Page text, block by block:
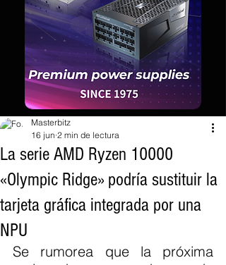
La serie AMD Ryzen 10000
«Olympic Ridge» podría sustituir la
tarjeta gráfica integrada por una
NPU
Masterbitz
16 jun 2 min de lectura
Se rumorea que la próxima